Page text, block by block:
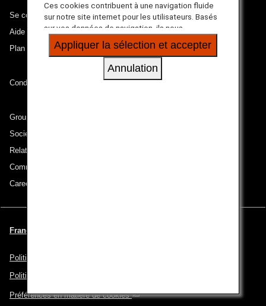
Se connecter à ANA
Aide technique (Accessibilité)
Plan du site
Conditions de transport
Groupe ANA
Sociétés du groupe
Relations avec les investisseurs
Communiqué de presse
Careers (English Only)
Français | France (Choisissez votre ville et votre langue)
Politique de confidentialité
Politique en matière de cookies
Préférences en matière de cookies
Ces cookies contribuent à une navigation fluide
sur notre site internet pour les utilisateurs. Basés
sur vos données de navigation, ils nous
permettent de fournir du contenu qui correspond
à vos intérêts personnels à travers nos sites
Appliquer la sélection et accepter
Annulation